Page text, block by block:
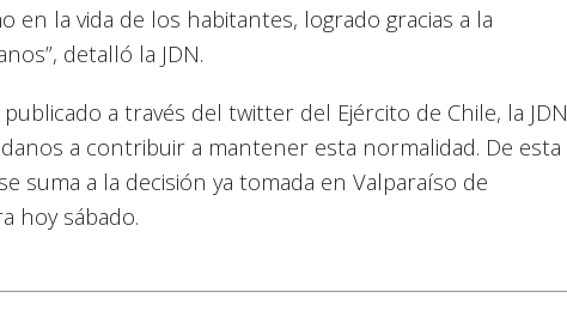
en la vida de los habitantes, logrado gracias a la
detalló la JDN.
a través del twitter del Ejército de Chile, la JDN
a contribuir a mantener esta normalidad. De esta
suma a la decisión ya tomada en Valparaíso de
hoy sábado.